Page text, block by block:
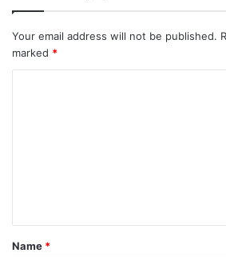
Your email address will not be published.
marked *
t
*
Name *